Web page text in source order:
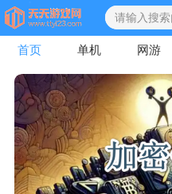
首页 单机 网游
文章
加密钱包是为大家带来的加密钱包
很多的数字钱包，比如ok数字钱
币威钱包app下载安装、okay钱